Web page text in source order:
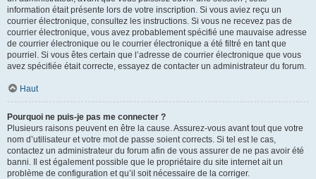
information était présente lors de votre inscription. Si vous aviez reçu un
courrier électronique, consultez les instructions. Si vous ne recevez pas de
courrier électronique, vous avez probablement spécifié une mauvaise adresse
de courrier électronique ou le courrier électronique a été filtré en tant que
pourriel. Si vous êtes certain que l’adresse de courrier électronique que vous
avez spécifiée était correcte, essayez de contacter un administrateur du forum.
Haut
Pourquoi ne puis-je pas me connecter ?
Plusieurs raisons peuvent en être la cause. Assurez-vous avant tout que votre
nom d’utilisateur et votre mot de passe soient corrects. Si tel est le cas,
contactez un administrateur du forum afin de vous assurer de ne pas avoir été
banni. Il est également possible que le propriétaire du site internet ait un
problème de configuration et qu’il soit nécessaire de la corriger.